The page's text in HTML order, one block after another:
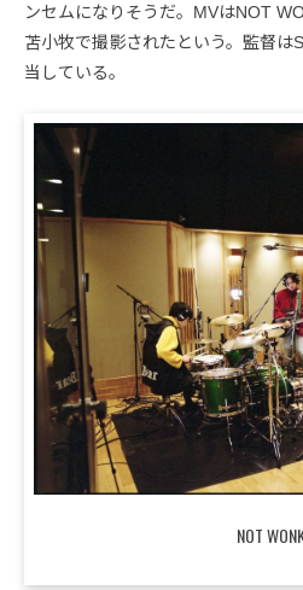
ンセムになりそうだ。MVはNOT
苫小牧で撮影されたという。監督は
当している。
NOT